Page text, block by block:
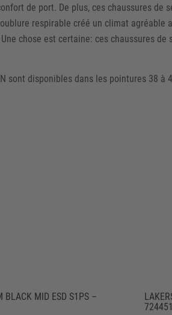
de port. De plus, ces chaussures
respirable créé un climat
chose est certaine: ces chaussures
sont disponibles dans les pointures 38 à
BLACK MID ESD S1PS –
724451